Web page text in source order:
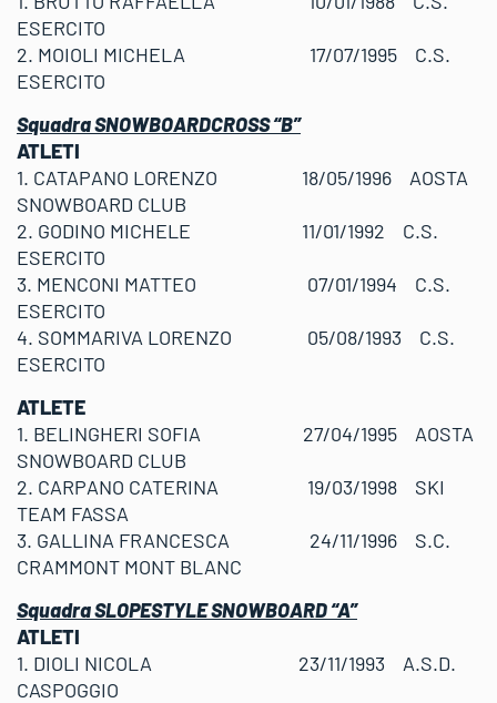
ESERCITO
2. MOIOLI MICHELA 17/07/1995 C.S.
ESERCITO
Squadra SNOWBOARDCROSS “B”
ATLETI
1. CATAPANO LORENZO 18/05/1996 AOSTA
SNOWBOARD CLUB
2. GODINO MICHELE 11/01/1992 C.S.
ESERCITO
3. MENCONI MATTEO 07/01/1994 C.S.
ESERCITO
4. SOMMARIVA LORENZO 05/08/1993 C.S.
ESERCITO
ATLETE
1. BELINGHERI SOFIA 27/04/1995 AOSTA
SNOWBOARD CLUB
2. CARPANO CATERINA 19/03/1998 SKI
TEAM FASSA
3. GALLINA FRANCESCA 24/11/1996 S.C.
CRAMMONT MONT BLANC
Squadra SLOPESTYLE SNOWBOARD “A”
ATLETI
1. DIOLI NICOLA 23/11/1993 A.S.D.
CASPOGGIO